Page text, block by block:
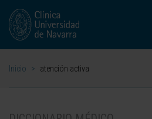
Inicio > atención activa